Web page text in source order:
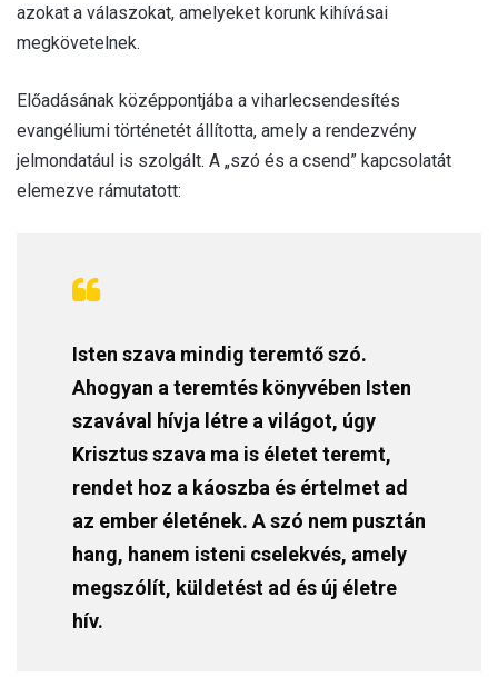
azokat a válaszokat, amelyeket korunk kihívásai
megkövetelnek.
Előadásának középpontjába a viharlecsendesítés
evangéliumi történetét állította, amely a rendezvény
jelmondatául is szolgált. A „szó és a csend” kapcsolatát
elemezve rámutatott:
Isten szava mindig teremtő szó.
Ahogyan a teremtés könyvében Isten
szavával hívja létre a világot, úgy
Krisztus szava ma is életet teremt,
rendet hoz a káoszba és értelmet ad
az ember életének. A szó nem pusztán
hang, hanem isteni cselekvés, amely
megszólít, küldetést ad és új életre
hív.